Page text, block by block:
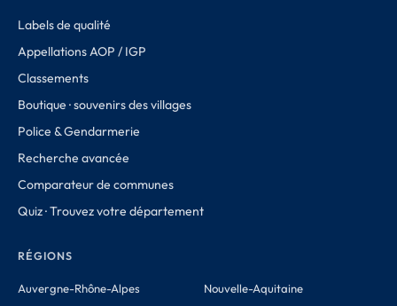
Labels de qualité
Appellations AOP / IGP
Classements
Boutique · souvenirs des villages
Police & Gendarmerie
Recherche avancée
Comparateur de communes
Quiz · Trouvez votre département
RÉGIONS
Auvergne-Rhône-Alpes
Nouvelle-Aquitaine